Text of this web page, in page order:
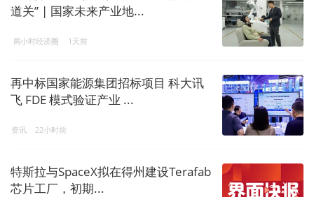
道关” | 国家未来产业地...
两小时经济圈 1天前
再中标国家能源集团招标项目 科大讯
飞 FDE 模式验证产业 ...
资讯 22小时前
特斯拉与SpaceX拟在得州建设Terafab
芯片工厂，初期...